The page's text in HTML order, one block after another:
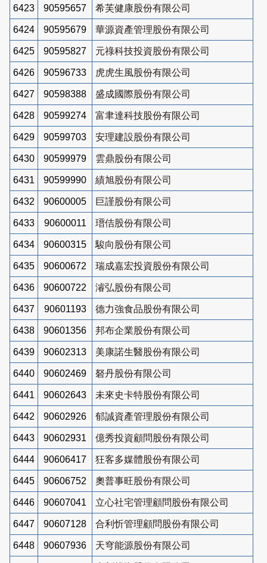
6423 90595657 希芙健康股份有限公司
6424 90595679 華源資產管理股份有限公司
6425 90595827 元祿科技投資股份有限公司
6426 90596733 虎虎生風股份有限公司
6427 90598388 盛成國際股份有限公司
6428 90599274 富聿達科技股份有限公司
6429 90599703 安理建設股份有限公司
6430 90599979 雲鼎股份有限公司
6431 90599990 績旭股份有限公司
6432 90600005 巨謹股份有限公司
6433 90600011 瑨佶股份有限公司
6434 90600315 駿向股份有限公司
6435 90600672 瑞成嘉宏投資股份有限公司
6436 90600722 濬弘股份有限公司
6437 90601193 德力強食品股份有限公司
6438 90601356 邦布企業股份有限公司
6439 90602313 美康諾生醫股份有限公司
6440 90602469 砮丹股份有限公司
6441 90602643 未來史卡特股份有限公司
6442 90602926 郁誠資產管理股份有限公司
6443 90602931 億秀投資顧問股份有限公司
6444 90606417 狂客多媒體股份有限公司
6445 90606752 奧普事旺股份有限公司
6446 90607041 立心社宅管理顧問股份有限公司
6447 90607128 合利忻管理顧問股份有限公司
6448 90607936 天穹能源股份有限公司